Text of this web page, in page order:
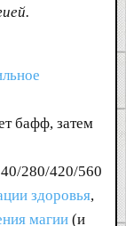
бафф, затем
280/420/560
здоровья,
магии (и